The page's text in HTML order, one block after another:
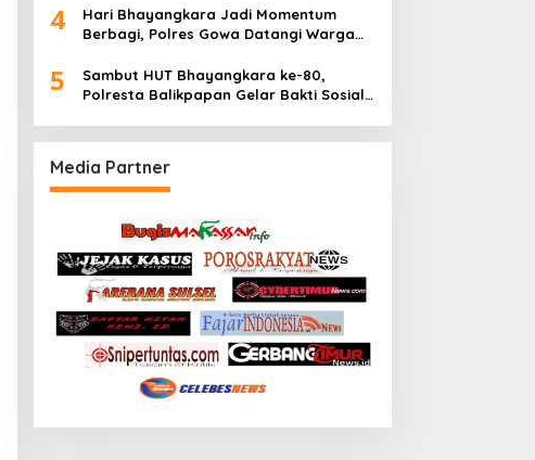
4
Hari Bhayangkara Jadi Momentum
Berbagi, Polres Gowa Datangi Warga
5
Sambut HUT Bhayangkara ke-80,
Polresta Balikpapan Gelar Bakti Sosial
Media Partner